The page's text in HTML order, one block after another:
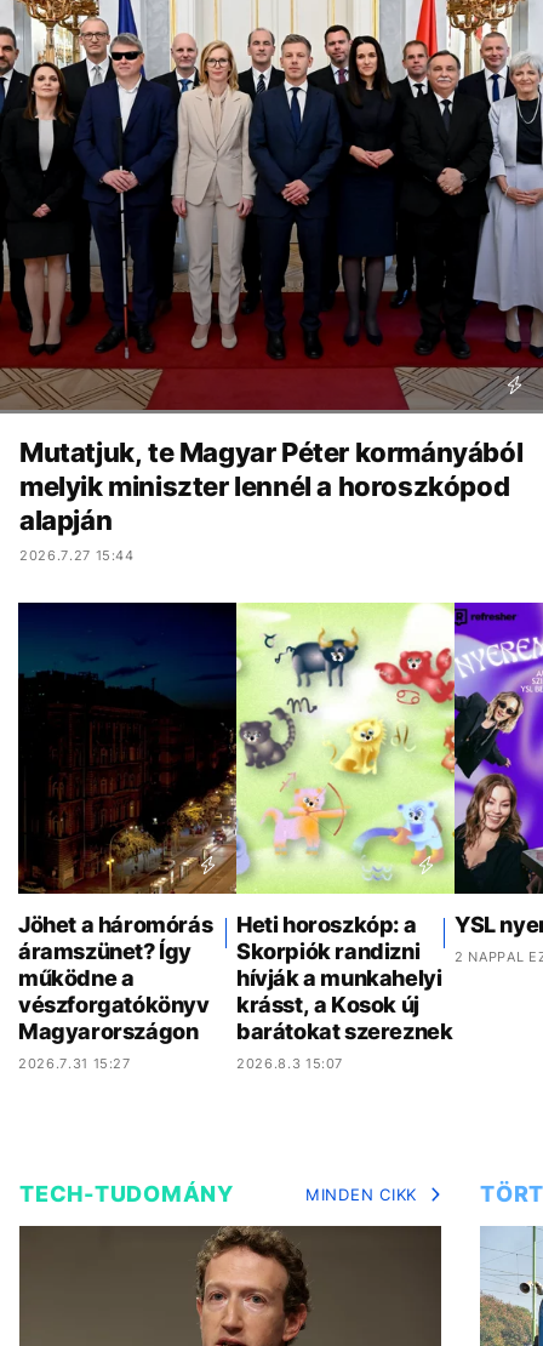
Mutatjuk, te Magyar Péter kormányából
melyik miniszter lennél a horoszkópod
alapján
2026.7.27 15:44
Jöhet a háromórás
áramszünet? Így
működne a
vészforgatókönyv
Magyarországon
2026.7.31 15:27
Heti horoszkóp: a
Skorpiók randizni
hívják a munkahelyi
krásst, a Kosok új
barátokat szereznek
2026.8.3 15:07
YSL
2 NAPPAL
TECH-TUDOMÁNY MINDEN CIKK